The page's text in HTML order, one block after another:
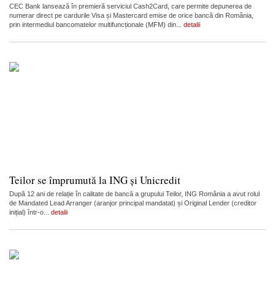
CEC Bank lansează în premieră serviciul Cash2Card, care permite depunerea de
numerar direct pe cardurile Visa și Mastercard emise de orice bancă din România,
prin intermediul bancomatelor multifuncționale (MFM) din... detalii
Teilor se împrumută la ING și Unicredit
După 12 ani de relație în calitate de bancă a grupului Teilor, ING România a avut rolul
de Mandated Lead Arranger (aranjor principal mandatat) și Original Lender (creditor
inițial) într-o... detalii